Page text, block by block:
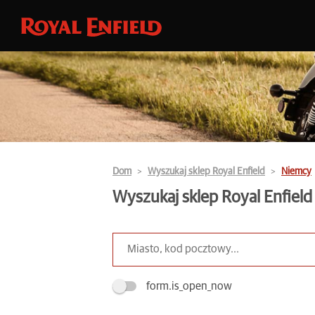
Dom Wyszukaj sklep Royal Enfield Niemcy
Wyszukaj sklep Royal Enfield
form.is_open_now